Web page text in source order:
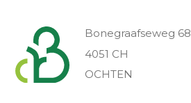
Bonegraafseweg 68
4051 CH
OCHTEN